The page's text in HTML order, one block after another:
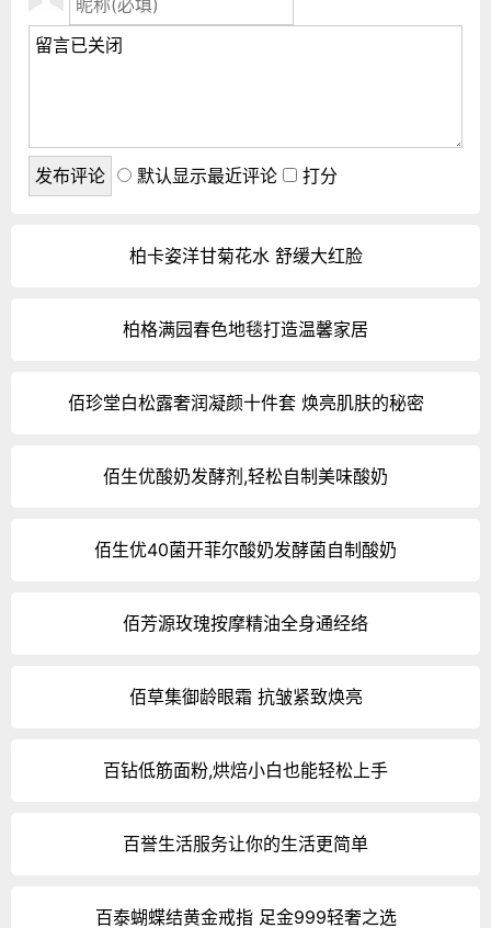
默认显示最近评论 打分
柏卡姿洋甘菊花水 舒缓大红脸
柏格满园春色地毯打造温馨家居
佰珍堂白松露奢润凝颜十件套 焕亮肌肤的秘密
佰生优酸奶发酵剂,轻松自制美味酸奶
佰生优40菌开菲尔酸奶发酵菌自制酸奶
佰芳源玫瑰按摩精油全身通经络
佰草集御龄眼霜 抗皱紧致焕亮
百钻低筋面粉,烘焙小白也能轻松上手
百誉生活服务让你的生活更简单
百泰蝴蝶结黄金戒指 足金999轻奢之选